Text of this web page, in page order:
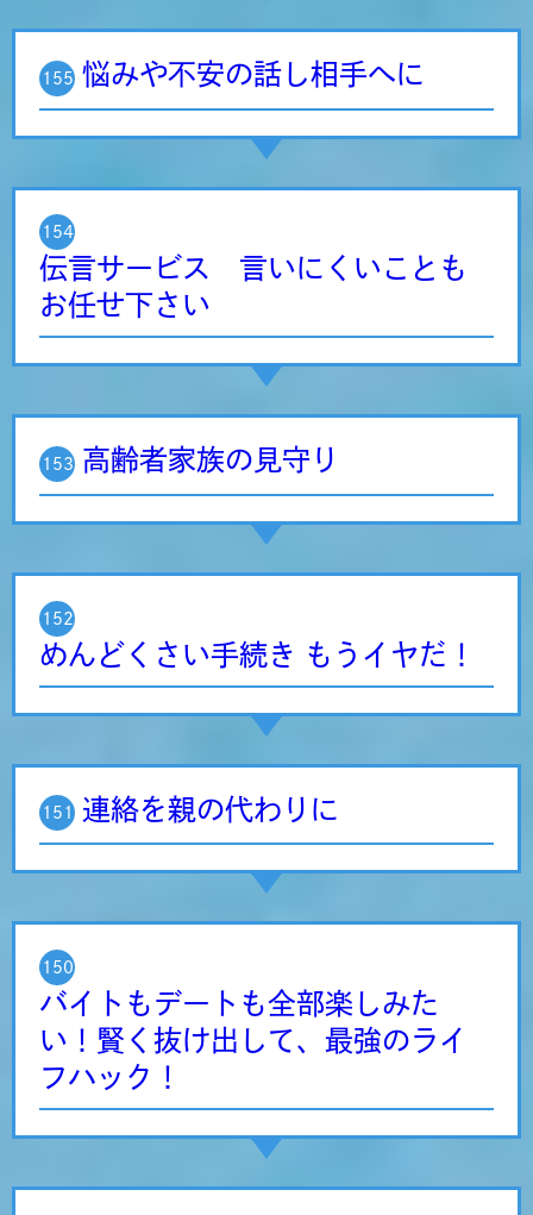
155 悩みや不安の話し相手へに
154
伝言サービス 言いにくいことも
お任せ下さい
153 高齢者家族の見守り
152
めんどくさい手続き もうイヤだ！
151 連絡を親の代わりに
150
バイトもデートも全部楽しみた
い！賢く抜け出して、最強のライ
フハック！